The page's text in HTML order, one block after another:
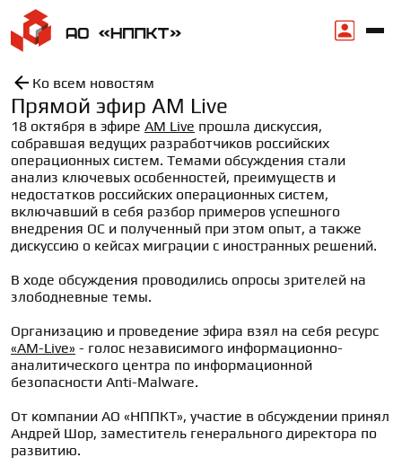
Ко всем новостям
Прямой эфир AM Live
18 октября в эфире AM Live прошла дискуссия,
собравшая ведущих разработчиков российских
операционных систем. Темами обсуждения стали
анализ ключевых особенностей, преимуществ и
недостатков российских операционных систем,
включавший в себя разбор примеров успешного
внедрения ОС и полученный при этом опыт, а также
дискуссию о кейсах миграции с иностранных решений.
В ходе обсуждения проводились опросы зрителей на
злободневные темы.
«AM-Live» - голос независимого информационно-
аналитического центра по информационной
безопасности Anti-Malware.
От компании АО «НППКТ», участие в обсуждении принял
Андрей Шор, заместитель генерального директора по
развитию.